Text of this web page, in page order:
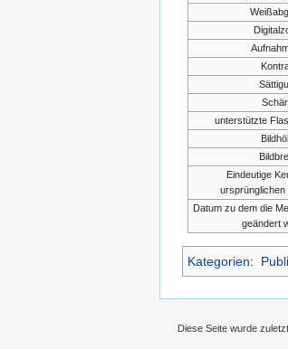
unterstützte
Eindeutige
ursprünglichen
Datum zu dem die
geändert
Kategorien:
Diese Seite wurde